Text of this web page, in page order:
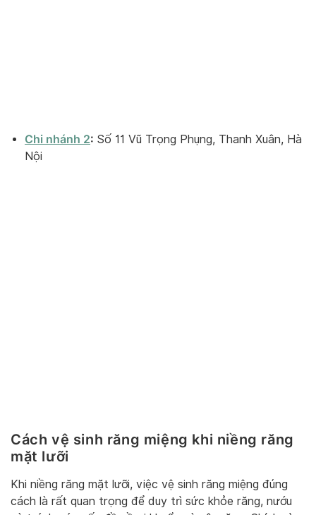
Chi nhánh 2: Số 11 Vũ Trọng Phụng, Thanh Xuân, Hà
Nội
Cách vệ sinh răng miệng khi niềng răng
mặt lưỡi
Khi niềng răng mặt lưỡi, việc vệ sinh răng miệng đúng
cách là rất quan trọng để duy trì sức khỏe răng, nướu